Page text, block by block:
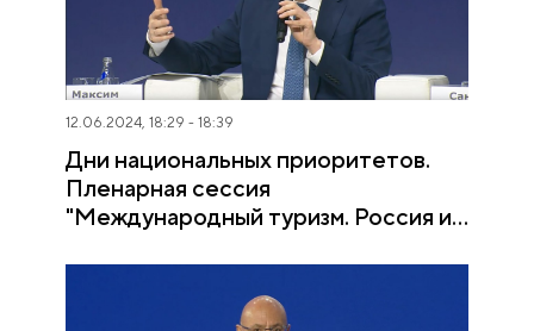
12.06.2024, 18:29 - 18:39
Дни национальных приоритетов.
Пленарная сессия
"Международный туризм. Россия и